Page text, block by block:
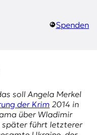
Spenden
soll Angela Merkel
der Krim 2014 in
über Wladimir
später führt letzterer